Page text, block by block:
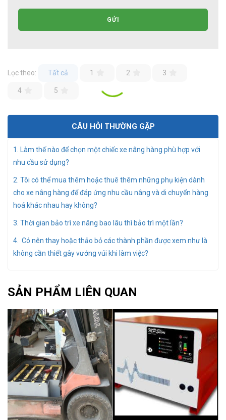
GỬI
Lọc theo: Tất cả 1 2 3
4 5
CÂU HỎI THƯỜNG GẶP
1. Làm thế nào để chọn một chiếc xe nâng hàng phù hợp với
nhu cầu sử dụng?
2. Tôi có thể mua thêm hoặc thuê thêm những phụ kiện dành
cho xe nâng hàng để đáp ứng nhu cầu nâng và di chuyển hàng
hoá khác nhau hay không?
3. Thời gian bảo trì xe nâng bao lâu thì bảo trì một lần?
4. Có nên thay hoặc thảo bỏ các thành phần được xem như là
không cần thiết gây vướng vúi khi làm việc?
SẢN PHẨM LIÊN QUAN